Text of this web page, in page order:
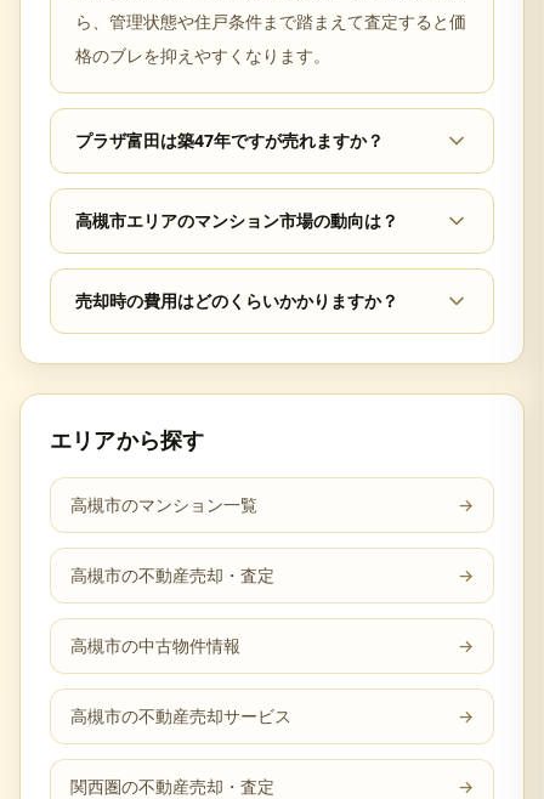
ら、管理状態や住戸条件まで踏まえて査定すると価
格のブレを抑えやすくなります。
プラザ富田は築47年ですが売れますか？
高槻市エリアのマンション市場の動向は？
売却時の費用はどのくらいかかりますか？
エリアから探す
高槻市のマンション一覧 →
高槻市の不動産売却・査定 →
高槻市の中古物件情報 →
高槻市の不動産売却サービス →
関西圏の不動産売却・査定 →